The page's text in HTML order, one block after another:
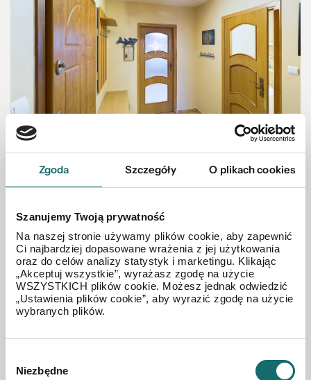
Zgoda Szczegóły O plikach cookies
Szanujemy Twoją prywatność
Na naszej stronie używamy plików cookie, aby zapewnić
Ci najbardziej dopasowane wrażenia z jej użytkowania
oraz do celów analizy statystyk i marketingu. Klikając
„Akceptuj wszystkie”, wyrażasz zgodę na użycie
WSZYSTKICH plików cookie. Możesz jednak odwiedzić
„Ustawienia plików cookie”, aby wyrazić zgodę na użycie
wybranych plików.
zgody
Niezbędne
MIESZKANIE NA SPRZEDAŻ
2 pok mieszkanie 50 m² – os. Belweder
Olsztyn ks. Jerzego Popiełuszki | 50 m² piętro 1/3
498 000 PLN